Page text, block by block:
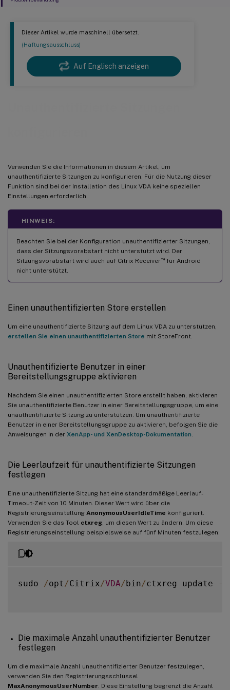
Dieser Artikel wurde maschinell übersetzt.
(Haftungsausschluss)
Auf Englisch anzeigen
Verwenden Sie die Informationen in diesem Artikel, um
unauthentifizierte Sitzungen zu konfigurieren. Für die Nutzung dieser
Funktion sind bei der Installation des Linux VDA keine speziellen
Einstellungen erforderlich.
HINWEIS:
Beachten Sie bei der Konfiguration unauthentifizierter Sitzungen,
dass der Sitzungsvorabstart nicht unterstützt wird. Der
Sitzungsvorabstart wird auch auf Citrix Receiver™für Android
nicht unterstützt.
Einen unauthentifizierten Store erstellen
Um eine unauthentifizierte Sitzung auf dem Linux VDA zu unterstützen,
erstellen Sie einen unauthentifizierten Store mit StoreFront.
Unauthentifizierte Benutzer in einer
Bereitstellungsgruppe aktivieren
Nachdem Sie einen unauthentifizierten Store erstellt haben, aktivieren
Sie unauthentifizierte Benutzer in einer Bereitstellungsgruppe, um eine
unauthentifizierte Sitzung zu unterstützen. Um unauthentifizierte
Benutzer in einer Bereitstellungsgruppe zu aktivieren, befolgen Sie die
Anweisungen in der XenApp- und XenDesktop-Dokumentation
Die Leerlaufzeit für unauthentifizierte Sitzungen
festlegen
Eine unauthentifizierte Sitzung hat eine standardmäßige Leerlauf-
Timeout-Zeit von 10 Minuten. Dieser Wert wird über die
Registrierungseinstellung AnonymousUserIdleTime konfiguriert.
Verwenden Sie das Tool ctxreg , um diesen Wert zu ändern. Um diese
Registrierungseinstellung beispielsweise auf fünf Minuten festzulegen:
sudo /opt /Citrix/VDA/bin/ctxreg update -
Die maximale Anzahl unauthentifizierter Benutzer
festlegen
Um die maximale Anzahl unauthentifizierter Benutzer festzulegen,
verwenden Sie den Registrierungsschlüssel
MaxAnonymousUserNumber . Diese Einstellung begrenzt die Anzahl